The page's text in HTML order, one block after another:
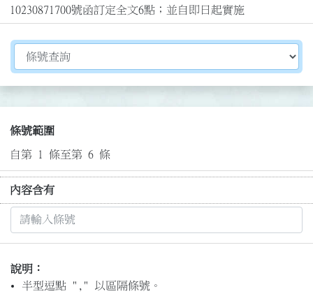
10230871700號函訂定全文6點；並自即日起實施
切換選擇法規資訊內容
條號範圍
自第 1 條至第 6 條
內容含有
說明：
半型逗點 "," 以區隔條號。